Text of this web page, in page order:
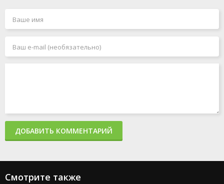
ДОБАВИТЬ КОММЕНТАРИЙ
Смотрите также